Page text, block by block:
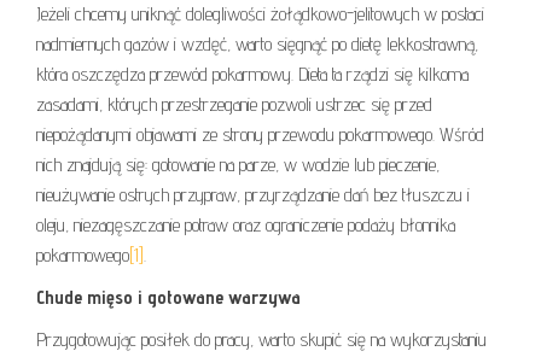
Jeżeli chcemy uniknąć dolegliwości żołądkowo-jelitowych w postaci
nadmiernych gazów i wzdęć, warto sięgnąć po dietę lekkostrawną,
która oszczędza przewód pokarmowy. Dieta ta rządzi się kilkoma
zasadami, których przestrzeganie pozwoli ustrzec się przed
niepożądanymi objawami ze strony przewodu pokarmowego. Wśród
nich znajdują się: gotowanie na parze, w wodzie lub pieczenie,
nieużywanie ostrych przypraw, przyrządzanie dań bez tłuszczu i
oleju, niezagęszczanie potraw oraz ograniczenie podaży błonnika
pokarmowego [1] .
Chude mięso i gotowane warzywa
Przygotowując posiłek do pracy, warto skupić się na wykorzystaniu